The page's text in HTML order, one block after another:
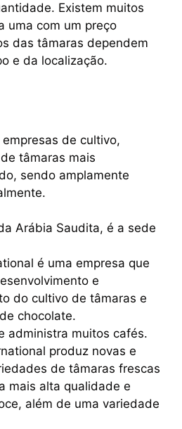
Existem muitos
uma com um preço
das tâmaras dependem
e da localização.
de cultivo,
tâmaras mais
sendo amplamente
Arábia Saudita, é a sede
é uma empresa que
e
do cultivo de tâmaras e
chocolate.
administra muitos cafés.
produz novas e
de tâmaras frescas
mais alta qualidade e
além de uma variedade